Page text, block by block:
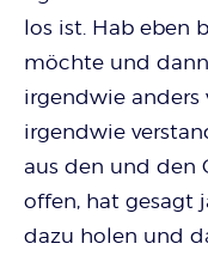
los ist. Hab eben
möchte und
irgendwie anders
irgendwie
aus den und den
offen, hat gesagt
dazu holen und